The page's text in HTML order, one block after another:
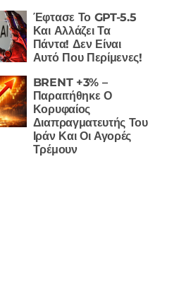
Έφτασε Το GPT-5.5
Και Αλλάζει Τα
Πάντα! Δεν Είναι
Αυτό Που Περίμενες!
BRENT +3% –
Παραιτήθηκε Ο
Κορυφαίος
Διαπραγματευτής Του
Ιράν Και Οι Αγορές
Τρέμουν